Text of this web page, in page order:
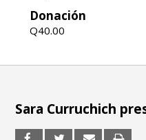
Donación
Q40.00
Sara Curruchich